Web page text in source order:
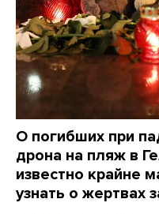
О погибших при
дрона на пляж в
известно крайне
узнать о жертвах